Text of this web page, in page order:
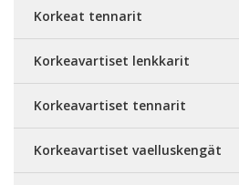
Korkeat tennarit
Korkeavartiset lenkkarit
Korkeavartiset tennarit
Korkeavartiset vaelluskengät